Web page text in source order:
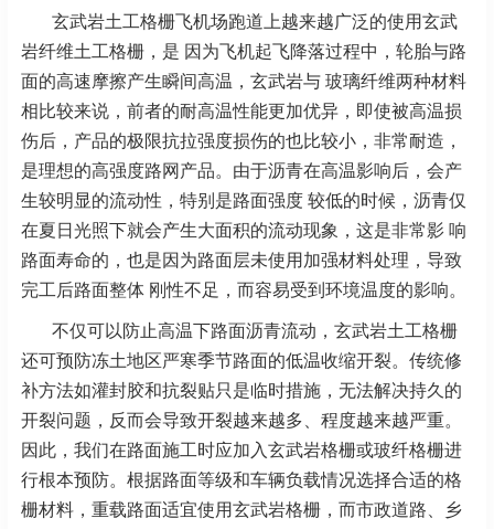
玄武岩土工格栅飞机场跑道上越来越广泛的使用玄武
岩纤维土工格栅，是 因为飞机起飞降落过程中，轮胎与路
面的高速摩擦产生瞬间高温，玄武岩与 玻璃纤维两种材料
相比较来说，前者的耐高温性能更加优异，即使被高温损
伤后，产品的极限抗拉强度损伤的也比较小，非常耐造，
是理想的高强度路网产品。由于沥青在高温影响后，会产
生较明显的流动性，特别是路面强度 较低的时候，沥青仅
在夏日光照下就会产生大面积的流动现象，这是非常影 响
路面寿命的，也是因为路面层未使用加强材料处理，导致
完工后路面整体 刚性不足，而容易受到环境温度的影响。
不仅可以防止高温下路面沥青流动，玄武岩土工格栅
还可预防冻土地区严寒季节路面的低温收缩开裂。传统修
补方法如灌封胶和抗裂贴只是临时措施，无法解决持久的
开裂问题，反而会导致开裂越来越多、程度越来越严重。
因此，我们在路面施工时应加入玄武岩格栅或玻纤格栅进
行根本预防。根据路面等级和车辆负载情况选择合适的格
栅材料，重载路面适宜使用玄武岩格栅，而市政道路、乡